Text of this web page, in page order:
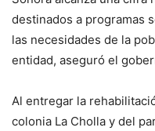
destinados a programas
las necesidades de la
entidad, aseguró el
Al entregar la
colonia La Cholla y del